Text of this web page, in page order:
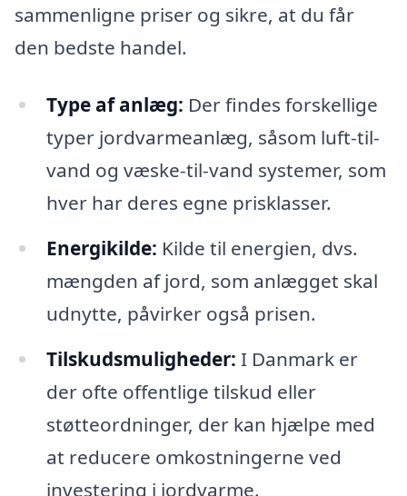
sammenligne priser og sikre, at du får
den bedste handel.
Type af anlæg: Der findes forskellige
typer jordvarmeanlæg, såsom luft-til-
vand og væske-til-vand systemer, som
hver har deres egne prisklasser.
Energikilde: Kilde til energien, dvs.
mængden af jord, som anlægget skal
udnytte, påvirker også prisen.
Tilskudsmuligheder: I Danmark er
der ofte offentlige tilskud eller
støtteordninger, der kan hjælpe med
at reducere omkostningerne ved
investering i jordvarme.